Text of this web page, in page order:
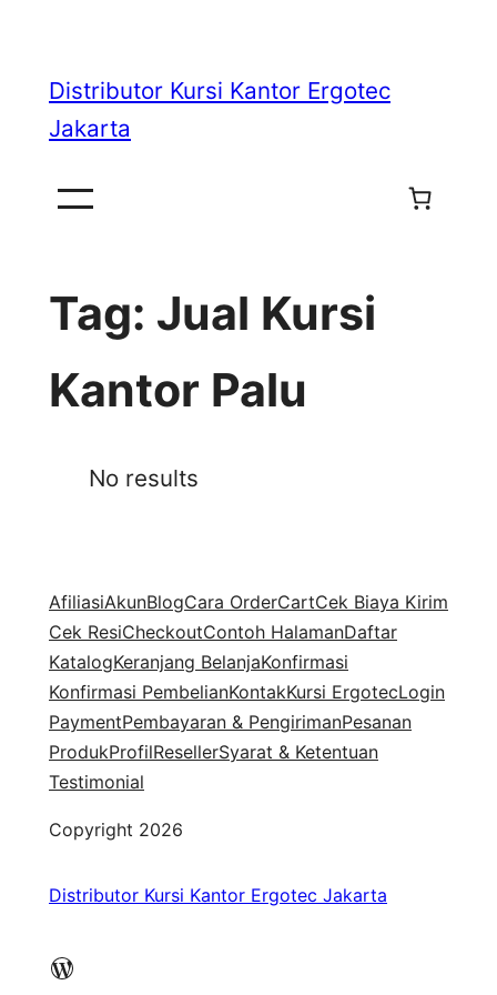
content
Distributor Kursi Kantor Ergotec
Jakarta
Tag: Jual Kursi
Kantor Palu
No results
AfiliasiAkunBlogCara OrderCartCek Biaya Kirim
Cek ResiCheckoutContoh HalamanDaftar
KatalogKeranjang BelanjaKonfirmasi
Konfirmasi PembelianKontakKursi ErgotecLogin
PaymentPembayaran & PengirimanPesanan
ProdukProfilResellerSyarat & Ketentuan
Testimonial
Copyright 2026
Distributor Kursi Kantor Ergotec Jakarta
WordPress